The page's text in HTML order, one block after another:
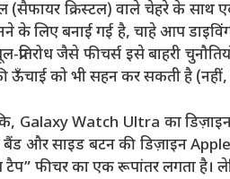
(सैफायर क्रिस्टल) वाले चेहरे के
के लिए बनाई गई है, चाहे आप डाइविंग
प्रतिरोध जैसे फीचर्स इसे बाहरी
ऊँचाई को भी सहन कर सकती है
Galaxy Watch Ultra का
और साइड बटन की डिज़ाइन
टैप” फीचर का एक रूपांतर लगता है।